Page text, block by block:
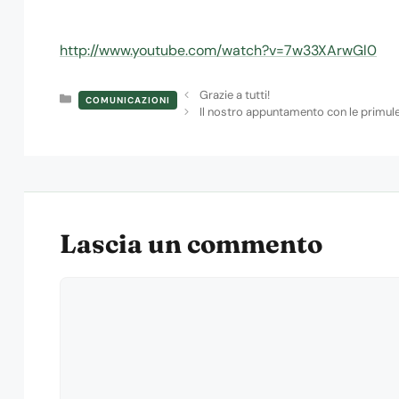
http://www.youtube.com/watch?v=7w33XArwGl0
Categorie
COMUNICAZIONI
Grazie a tutti!
Il nostro appuntamento con le
Lascia un commento